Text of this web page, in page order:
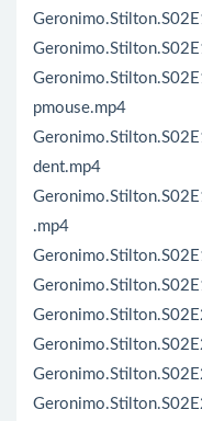
pmouse.mp4
dent.mp4
.mp4